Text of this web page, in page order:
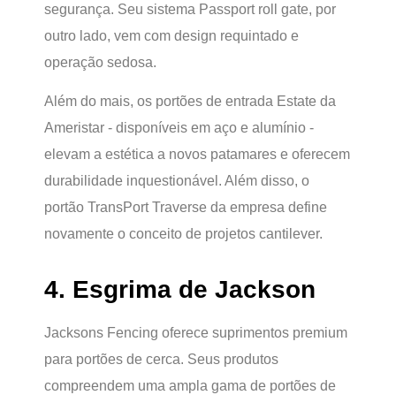
segurança. Seu sistema Passport roll gate, por
outro lado, vem com design requintado e
operação sedosa.
Além do mais, os portões de entrada Estate da
Ameristar - disponíveis em aço e alumínio -
elevam a estética a novos patamares e oferecem
durabilidade inquestionável. Além disso, o
portão TransPort Traverse da empresa define
novamente o conceito de projetos cantilever.
4. Esgrima de Jackson
Jacksons Fencing oferece suprimentos premium
para portões de cerca. Seus produtos
compreendem uma ampla gama de portões de